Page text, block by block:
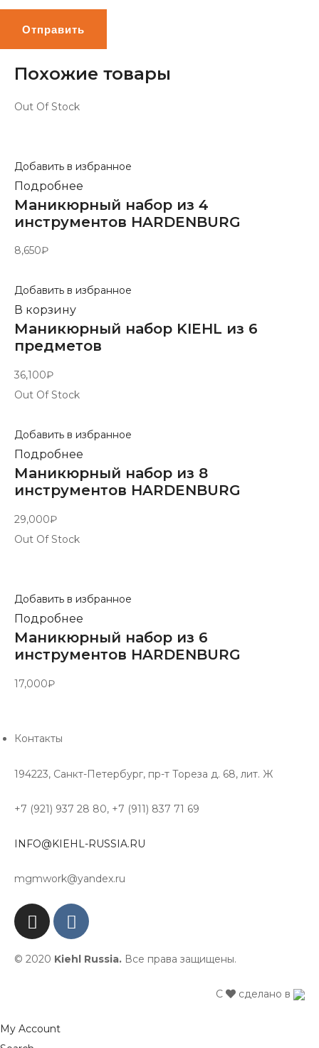
Похожие товары
Out Of Stock
Добавить в избранное
Подробнее
Маникюрный набор из 4
инструментов HARDENBURG
8,650₽
Добавить в избранное
В корзину
Маникюрный набор KIEHL из 6
предметов
36,100₽
Out Of Stock
Добавить в избранное
Подробнее
Маникюрный набор из 8
инструментов HARDENBURG
29,000₽
Out Of Stock
Добавить в избранное
Подробнее
Маникюрный набор из 6
инструментов HARDENBURG
17,000₽
Контакты
194223, Санкт-Петербург, пр-т Тореза д. 68, лит. Ж
+7 (921) 937 28 80, +7 (911) 837 71 69
INFO@KIEHL-RUSSIA.RU
mgmwork@yandex.ru
© 2020 Kiehl Russia. Все права защищены.
С сделано в
My Account